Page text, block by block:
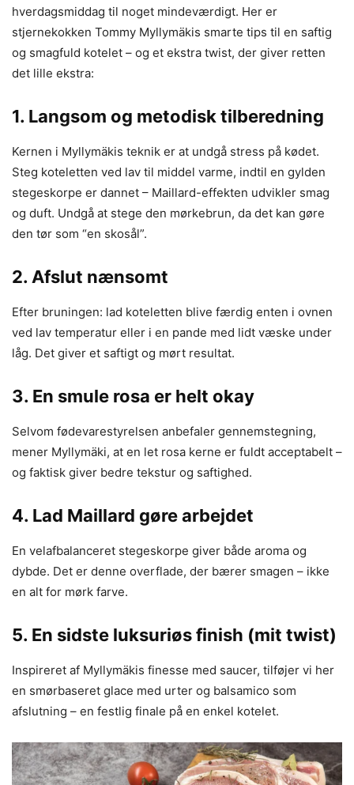
hverdagsmiddag til noget mindeværdigt. Her er
stjernekokken Tommy Myllymäkis smarte tips til en saftig
og smagfuld kotelet – og et ekstra twist, der giver retten
det lille ekstra:
1. Langsom og metodisk tilberedning
Kernen i Myllymäkis teknik er at undgå stress på kødet.
Steg koteletten ved lav til middel varme, indtil en gylden
stegeskorpe er dannet – Maillard-effekten udvikler smag
og duft. Undgå at stege den mørkebrun, da det kan gøre
den tør som “en skosål”.
2. Afslut nænsomt
Efter bruningen: lad koteletten blive færdig enten i ovnen
ved lav temperatur eller i en pande med lidt væske under
låg. Det giver et saftigt og mørt resultat.
3. En smule rosa er helt okay
Selvom fødevarestyrelsen anbefaler gennemstegning,
mener Myllymäki, at en let rosa kerne er fuldt acceptabelt –
og faktisk giver bedre tekstur og saftighed.
4. Lad Maillard gøre arbejdet
En velafbalanceret stegeskorpe giver både aroma og
dybde. Det er denne overflade, der bærer smagen – ikke
en alt for mørk farve.
5. En sidste luksuriøs finish (mit twist)
Inspireret af Myllymäkis finesse med saucer, tilføjer vi her
en smørbaseret glace med urter og balsamico som
afslutning – en festlig finale på en enkel kotelet.